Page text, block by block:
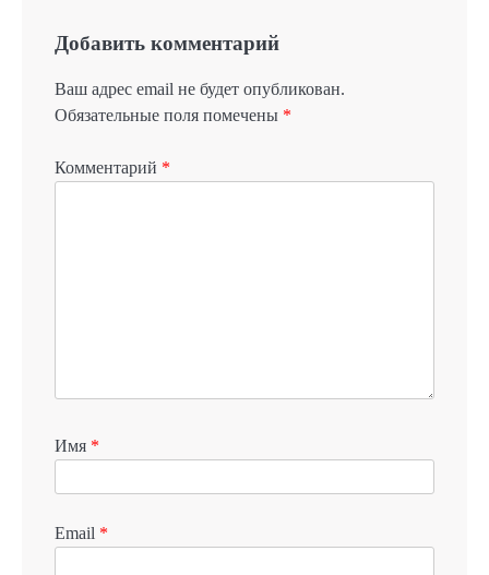
Добавить комментарий
Ваш адрес email не будет опубликован.
Обязательные поля помечены *
Комментарий *
Имя *
Email *